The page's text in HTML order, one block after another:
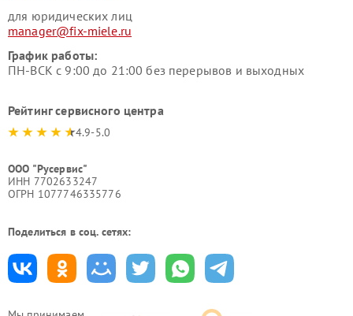
для юридических лиц
manager@fix-miele.ru
График работы:
ПН-ВСК с 9:00 до 21:00 без перерывов и выходных
Рейтинг сервисного центра
4.9-5.0
ООО "Русервис"
ИНН 7702633247
ОГРН 1077746335776
Поделиться в соц. сетях: